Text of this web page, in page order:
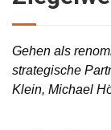
Gehen als
strategische
Klein, Michael